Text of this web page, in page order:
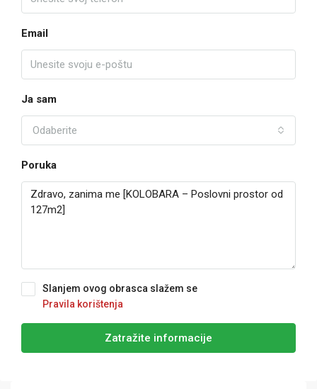
Email
Ja sam
Odaberite
Poruka
Slanjem ovog obrasca slažem se
Pravila korištenja
Zatražite informacije